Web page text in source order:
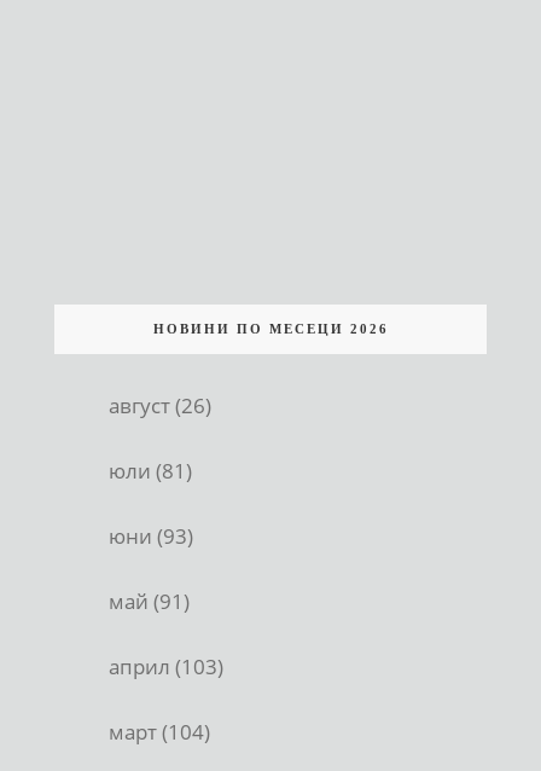
НОВИНИ ПО МЕСЕЦИ 2026
август (26)
юли (81)
юни (93)
май (91)
април (103)
март (104)